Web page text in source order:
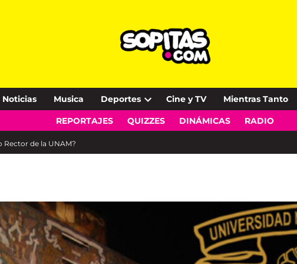
Noticias Musica Deportes
Open
dropdown
Cine y TV Mientras Tanto
REPORTAJES QUIZZES DINÁMICAS RADIO
Rector de la UNAM?